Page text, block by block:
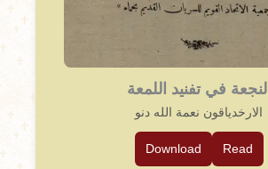
النجعة في تفنيد اللمعة
الارخدياقون نعمة الله دنو
Read
Download